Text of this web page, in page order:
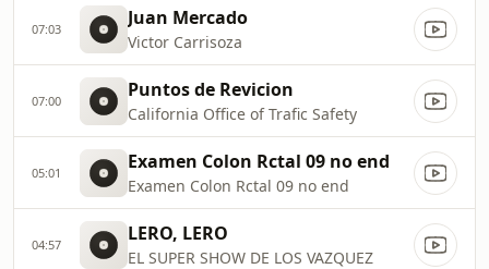
07:03 Juan Mercado
Victor Carrisoza
07:00 Puntos de Revicion
California Office of Trafic Safety
05:01 Examen Colon Rctal 09 no end
Examen Colon Rctal 09 no end
04:57 LERO, LERO
EL SUPER SHOW DE LOS VAZQUEZ